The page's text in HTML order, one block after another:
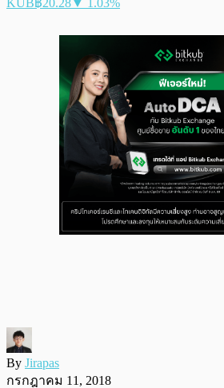
By Jirapas
กรกฎาคม 11, 2018